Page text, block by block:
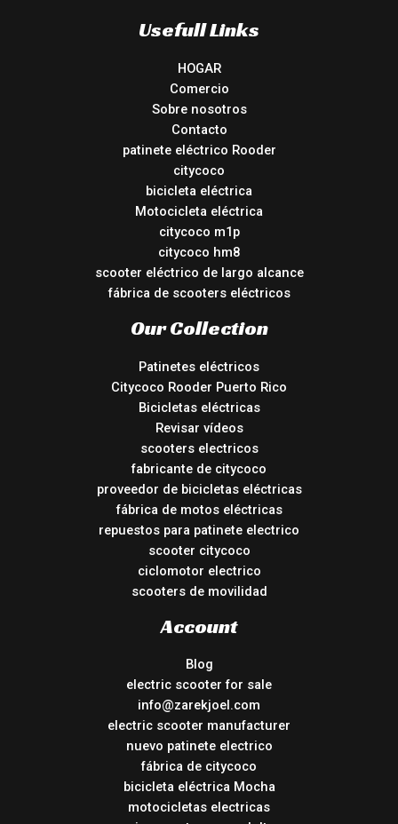
Usefull Links
HOGAR
Comercio
Sobre nosotros
Contacto
patinete eléctrico Rooder
citycoco
bicicleta eléctrica
Motocicleta eléctrica
citycoco m1p
citycoco hm8
scooter eléctrico de largo alcance
fábrica de scooters eléctricos
Our Collection
Patinetes eléctricos
Citycoco Rooder Puerto Rico
Bicicletas eléctricas
Revisar vídeos
scooters electricos
fabricante de citycoco
proveedor de bicicletas eléctricas
fábrica de motos eléctricas
repuestos para patinete electrico
scooter citycoco
ciclomotor electrico
scooters de movilidad
Account
Blog
electric scooter for sale
info@zarekjoel.com
electric scooter manufacturer
nuevo patinete electrico
fábrica de citycoco
bicicleta eléctrica Mocha
motocicletas electricas